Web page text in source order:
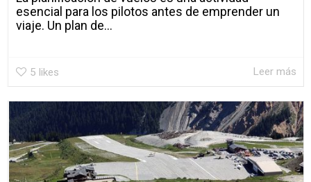
esencial para los pilotos antes de emprender un
viaje. Un plan de...
5 likes Leer más